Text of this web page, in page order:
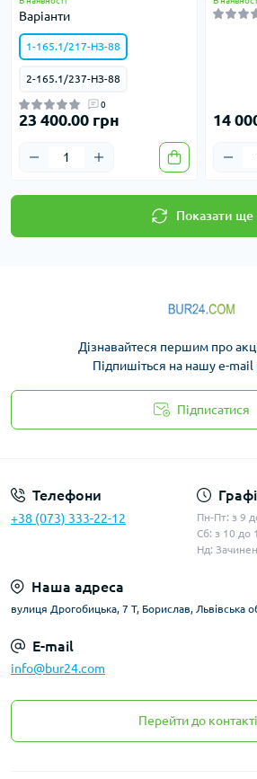
Варіанти
1-165.1/217-НЗ-88
2-165.1/237-НЗ-88
0
23 400.00 грн 14
Показати ще
Дізнавайтеся першим про
Підпишіться на нашу e-mail
Підписатися
Телефони
+38 (073) 333-22-12
Пн-Пт: з 9
Сб: з 10 до
Нд:
Наша адреса
вулиця Дрогобицька, 7 Т, Борислав, Львівська
E-mail
info@bur24.com
Перейти до